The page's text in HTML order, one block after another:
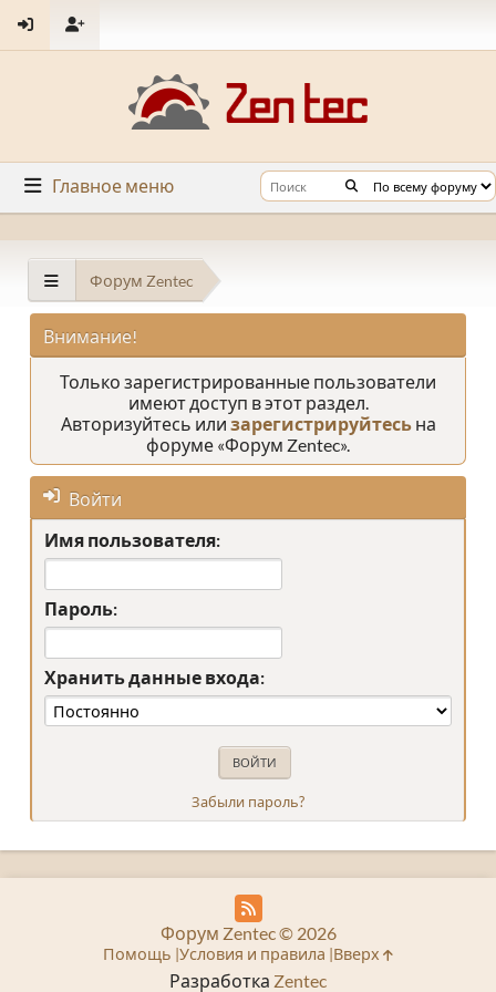
Главное меню
Форум Zentec
Внимание!
Только зарегистрированные пользователи
имеют доступ в этот раздел.
Авторизуйтесь или зарегистрируйтесьна
форуме «Форум Zentec».
Войти
Имя пользователя:
Пароль:
Хранить данные входа:
Забыли пароль?
Разработка Zentec
Форум Zentec © 2026
Помощь Условия и правила Вверх